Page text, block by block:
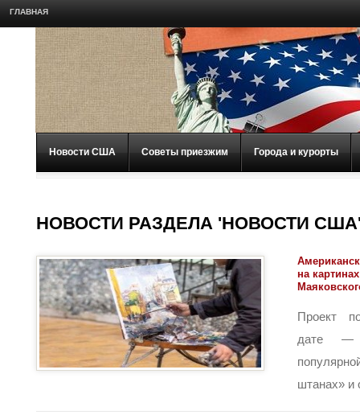
ГЛАВНАЯ
Новости США Советы приезжим Города и курорты
НОВОСТИ РАЗДЕЛА 'НОВОСТИ
на
Проект
дате —
штанах» и